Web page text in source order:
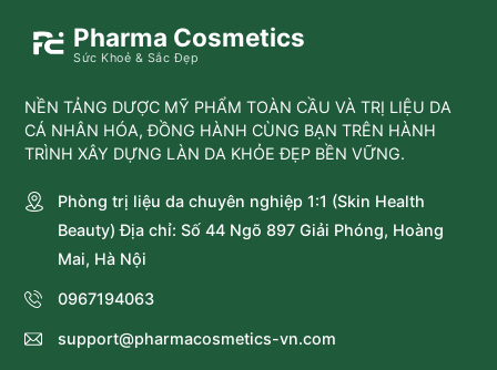
Pharma Cosmetics
Sức Khoẻ & Sắc Đẹp
NỀN TẢNG DƯỢC MỸ PHẨM TOÀN CẦU VÀ TRỊ LIỆU DA
CÁ NHÂN HÓA, ĐỒNG HÀNH CÙNG BẠN TRÊN HÀNH
TRÌNH XÂY DỰNG LÀN DA KHỎE ĐẸP BỀN VỮNG.
Phòng trị liệu da chuyên nghiệp 1:1 (Skin Health
Beauty) Địa chỉ: Số 44 Ngõ 897 Giải Phóng, Hoàng
Mai, Hà Nội
0967194063
support@pharmacosmetics-vn.com